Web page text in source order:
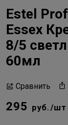
Estel
Essex
8/5
60мл
Сравнить
295 руб./шт